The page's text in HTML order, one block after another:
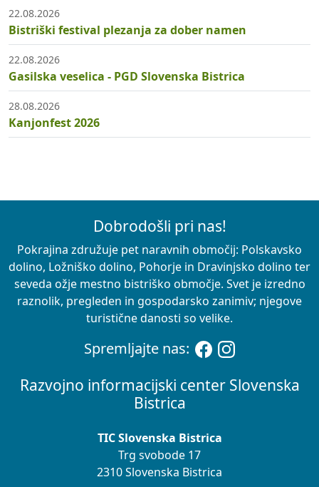
22.08.2026
Bistriški festival plezanja za dober namen
22.08.2026
Gasilska veselica - PGD Slovenska Bistrica
28.08.2026
Kanjonfest 2026
Razvojno informacijski center Slovenska
Bistrica
TIC Slovenska Bistrica
Trg svobode 17
2310 Slovenska Bistrica
Dobrodošli pri nas!
Pokrajina združuje pet naravnih območij: Polskavsko
dolino, Ložniško dolino, Pohorje in Dravinjsko dolino ter
seveda ožje mestno bistriško območje. Svet je izredno
raznolik, pregleden in gospodarsko zanimiv; njegove
turistične danosti so velike.
Spremljajte nas: